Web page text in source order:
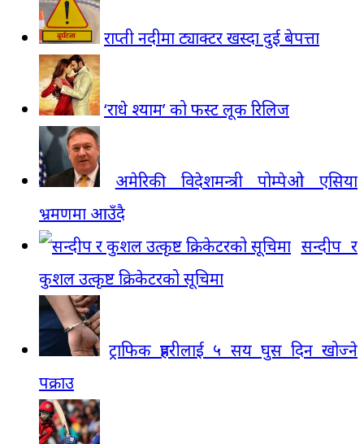
राप्ती नदीमा ट्याक्टर खस्दा दुई बेपत्ता
‘राधे श्याम’ को फस्ट लूक रिलिज
अमेरिकी विदेशमन्त्री पोम्पेओ एसिया
भ्रमणमा आउँदै
सन्दीप र
कुशल उत्कृष्ट क्रिकेटरको सूचिमा
ट्राफिक प्रहरीलाई ५ सय घुस दिन खोज्ने
पक्राउ